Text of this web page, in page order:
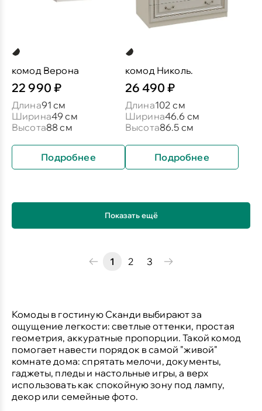
комод Верона
22 990 ₽
Длина91 см
Ширина49 см
Высота88 см
Подробнее
комод Николь.
26 490 ₽
Длина102 см
Ширина46.6 см
Высота86.5 см
Подробнее
Показать ещё
1 2 3
Комоды в гостиную Сканди выбирают за
ощущение легкости: светлые оттенки, простая
геометрия, аккуратные пропорции. Такой комод
помогает навести порядок в самой "живой"
комнате дома: спрятать мелочи, документы,
гаджеты, пледы и настольные игры, а верх
использовать как спокойную зону под лампу,
декор или семейные фото.